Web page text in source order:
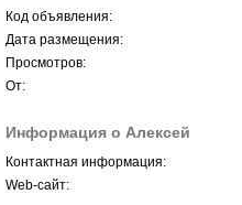
Код объявления:
Дата размещения:
Просмотров:
От:
Информация о Алексей
Контактная информация:
Web-сайт: